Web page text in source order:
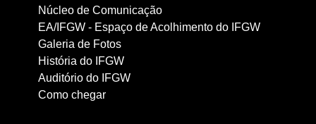
Núcleo de Comunicação
EA/IFGW - Espaço de Acolhimento do IFGW
Galeria de Fotos
História do IFGW
Auditório do IFGW
Como chegar